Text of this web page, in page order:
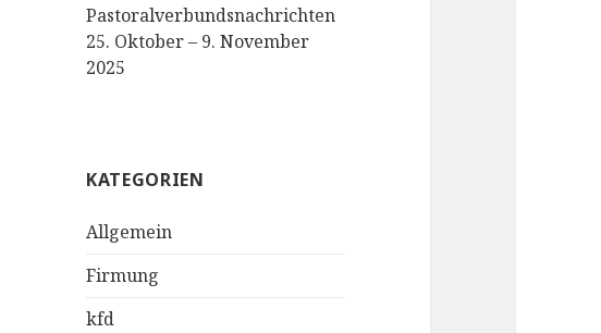
Pastoralverbundsnachrichten
25. Oktober – 9. November
2025
KATEGORIEN
Allgemein
Firmung
kfd